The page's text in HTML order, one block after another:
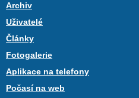
Archiv
Uživatelé
Články
Fotogalerie
Aplikace na telefony
Počasí na web